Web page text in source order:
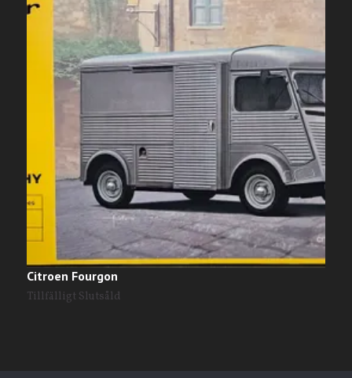
Citroen Fourgon
Tillfälligt Slutsåld